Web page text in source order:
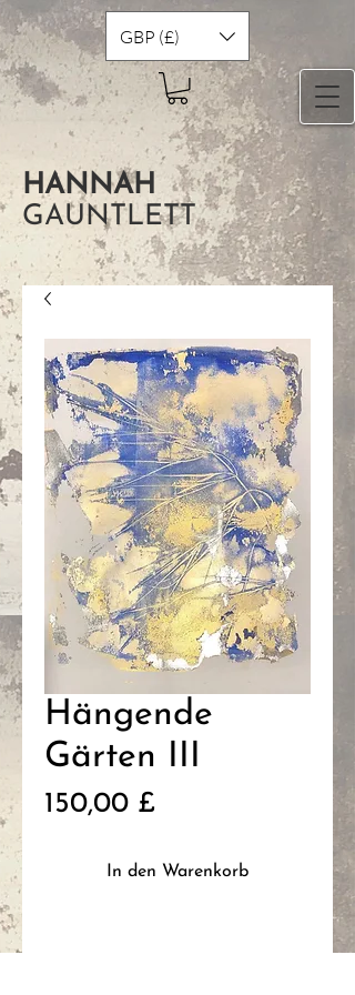
GBP (£)
HANNAH
GAUNTLETT
Hängende
Gärten III
150,00 £Preis
In den Warenkorb